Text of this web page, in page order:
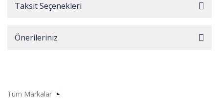
Taksit Seçenekleri
Önerileriniz
Tüm Markalar